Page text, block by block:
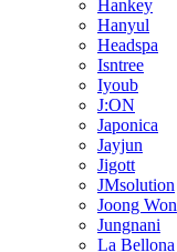
Hankey
Hanyul
Headspa
Isntree
Iyoub
J:ON
Japonica
Jayjun
Jigott
JMsolution
Joong Won
Jungnani
La Bellona